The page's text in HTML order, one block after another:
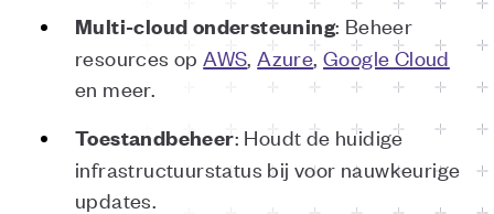
Multi-cloud ondersteuning: Beheer
resources opAWS,Azure,Google Cloud
en meer.
Toestandbeheer: Houdt de huidige
infrastructuurstatus bij voor nauwkeurige
updates.